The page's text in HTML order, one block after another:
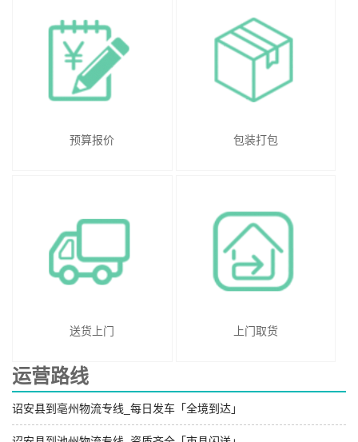
预算报价 包装打包
送货上门 上门取货
运营路线
诏安县到亳州物流专线_每日发车「全境到达」